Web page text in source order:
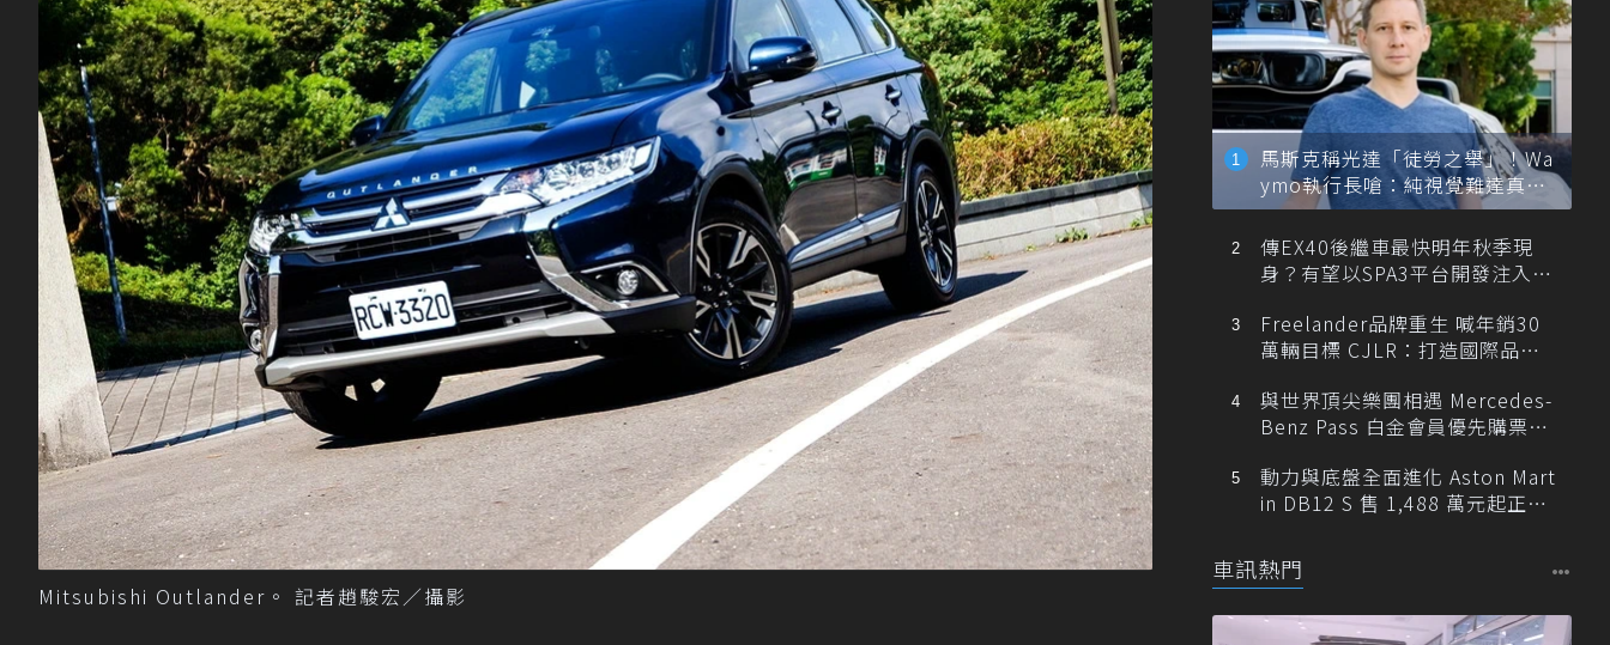
Mitsubishi Outlander。 記者趙駿宏／攝影
馬斯克稱光達「徒勞之舉」！Wa
ymo執行長嗆：純視覺難達真正
自動駕駛
傳EX40後繼車最快明年秋季現
身？有望以SPA3平台開發注入80
Freelander品牌重生 喊年銷30
萬輛目標 CJLR：打造國際品牌
與世界頂尖樂團相遇 Mercedes-
Benz Pass 白金會員優先購票維
動力與底盤全面進化 Aston Mart
in DB12 S 售 1,488 萬元起正式
車訊熱門